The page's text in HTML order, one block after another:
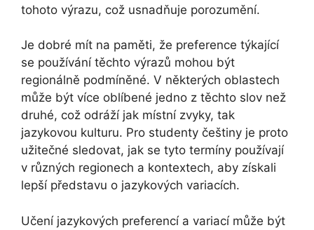
tohoto výrazu, což usnadňuje porozumění.
Je dobré mít na paměti, že preference týkající
se používání těchto výrazů mohou být
regionálně podmíněné. V některých oblastech
může být více oblíbené jedno z těchto slov než
druhé, což odráží jak místní zvyky, tak
jazykovou kulturu. Pro studenty češtiny je proto
užitečné sledovat, jak se tyto termíny používají
v různých regionech a kontextech, aby získali
lepší představu o jazykových variacích.
Učení jazykových preferencí a variací může být